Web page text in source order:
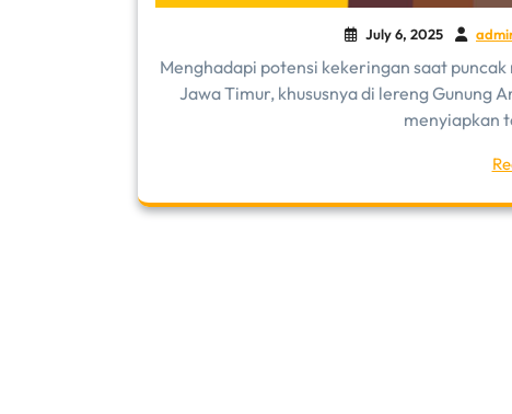
July 6, 2025
Menghadapi potensi kekeringan saat
Jawa Timur, khususnya di lereng Gunung
menyiapkan